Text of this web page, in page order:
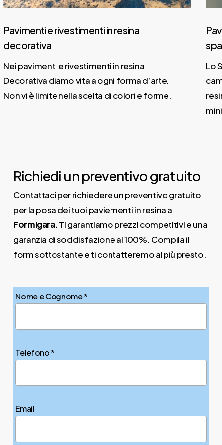
e rivestimenti in resina
pavimenti e rivestimenti in resina
diamo vita a ogni forma d’arte.
vi è limite nella scelta di colori e forme.
Lo
Richiedi un preventivo gratuito
Contattaci per richiedere un preventivo gratuito
per la posa dei tuoi paviementi in resina a
Formigara.Ti garantiamo prezzi competitivi e una
garanzia di soddisfazione al 100%. Compila il
form sottostante e ti contatteremo al più presto.
Nome e Cognome *
Telefono *
Email